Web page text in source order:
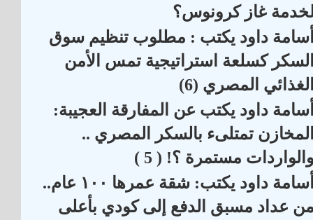
غاز كرونوس؟
داود يكتب : مطلوب تنظيم سوق
كسلعة استراتيجية تمس الأمن
المصري (6)
داود يكتب عن المفارقة العجيبة:
تمتلىء بالسكر المصري ..
مستمرة ؟! ( 5 )
أسامة داود يكتب: شقة عمرها ١٠٠ عام..
عداد مسبق الدفع إلى كودي بأعلى